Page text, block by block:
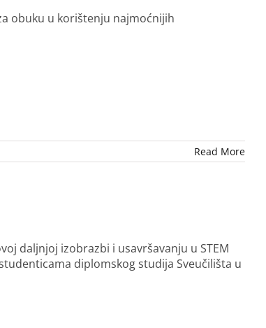
obuku u korištenju najmoćnijih
Read More
daljnjoj izobrazbi i usavršavanju u STEM
diplomskog studija Sveučilišta u